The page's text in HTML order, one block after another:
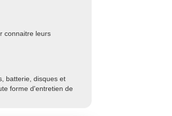
connaitre leurs
batterie, disques et
forme d'entretien de